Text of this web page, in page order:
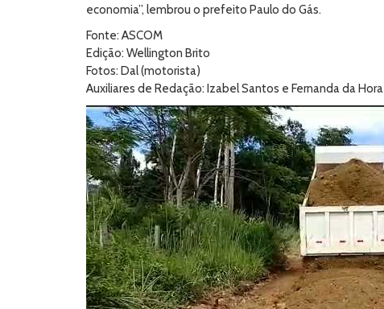
economia”, lembrou o prefeito Paulo do Gás.
Fonte: ASCOM
Edição: Wellington Brito
Fotos: Dal (motorista)
Auxiliares de Redação: Izabel Santos e Fernanda da Hora